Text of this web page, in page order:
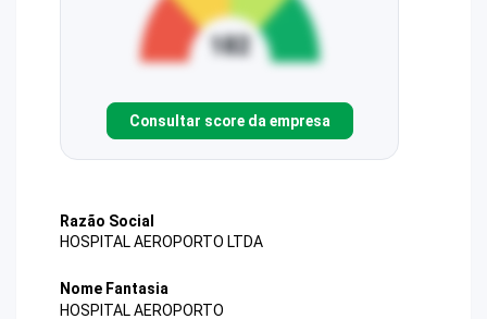
Consultar score da empresa
Razão Social
HOSPITAL AEROPORTO LTDA
Nome Fantasia
HOSPITAL AEROPORTO